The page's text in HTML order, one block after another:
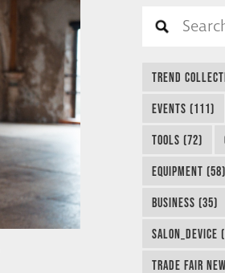
TREND
EVENTS (111)
TOOLS (72)
EQUIPMENT (58)
BUSINESS (35)
SALON_DEVICE
TRADE FAIR